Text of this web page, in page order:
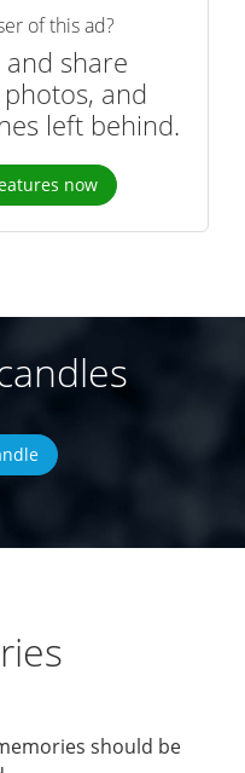
of this ad?
share
and
left behind.
now
should be